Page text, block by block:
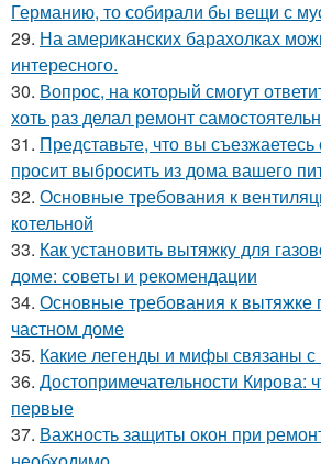
Германию, то собирали бы вещи с
29. На американских барахолках
интересного.
30. Вопрос, на который смогут
хоть раз делал ремонт
31. Представьте, что вы
просит выбросить из дома вашего
32. Основные требования к
котельной
33. Как установить вытяжку для
доме: советы и рекомендации
34. Основные требования к вытяжке
частном доме
35. Какие легенды и мифы связаны с
36. Достопримечательности Кирова:
первые
37. Важность защиты окон при